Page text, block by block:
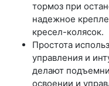
тормоз при
надежное
кресел-колясок.
Простота
управления и
делают
освоении и